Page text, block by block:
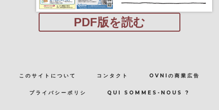
PDF版を読む
このサイトについて コンタクト OVNIの商業広告
プライバシーポリシ QUI SOMMES-NOUS ?